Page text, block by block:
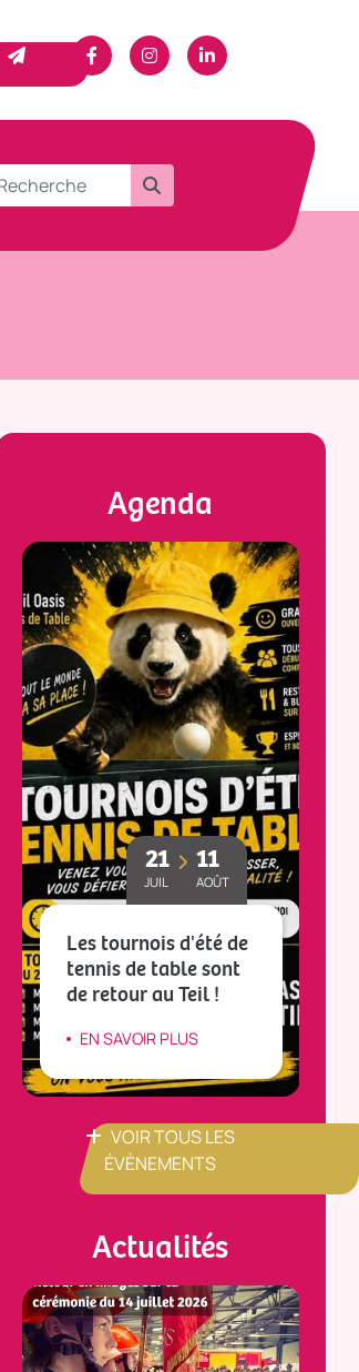
Agenda
21
JUIL
11
AOÛT
Les tournois d'été de
tennis de table sont
de retour au Teil !
EN SAVOIR PLUS
VOIR TOUS LES
ÉVÈNEMENTS
Actualités